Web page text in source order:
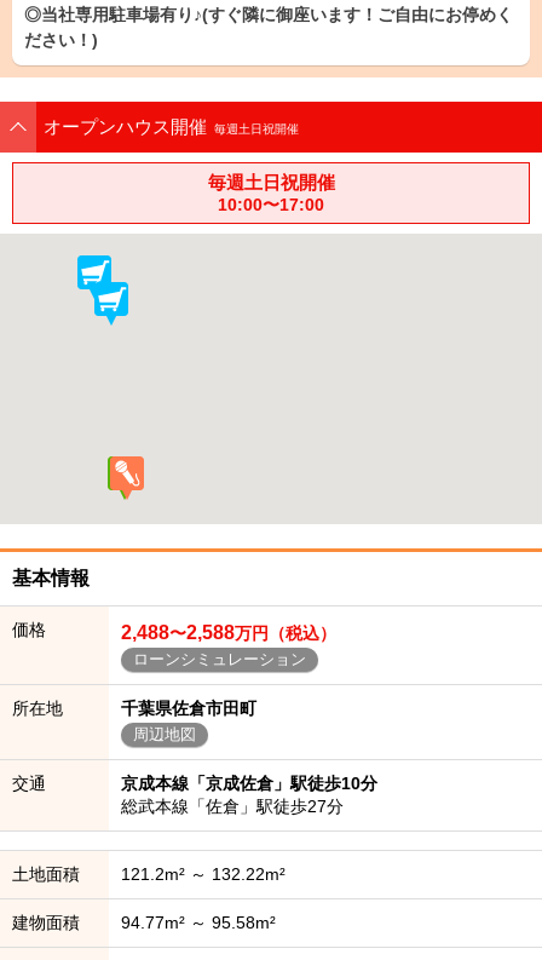
◎当社専用駐車場有り♪(すぐ隣に御座います！ご自由にお停めく
ださい！)
オープンハウス開催 毎週土日祝開催
毎週土日祝開催
10:00〜17:00
基本情報
価格 2,488〜2,588万円（税込）
ローンシミュレーション
所在地 千葉県佐倉市田町
周辺地図
交通
京成本線「京成佐倉」駅徒歩10分
総武本線「佐倉」駅徒歩27分
土地面積 121.2m² ～ 132.22m²
建物面積 94.77m² ～ 95.58m²